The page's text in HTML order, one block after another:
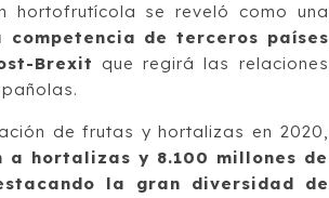
hortofrutícola se reveló como una
competencia de terceros países
Brexit que regirá las relaciones
de frutas y hortalizas en 2020,
a hortalizas y 8.100 millones de
la gran diversidad de